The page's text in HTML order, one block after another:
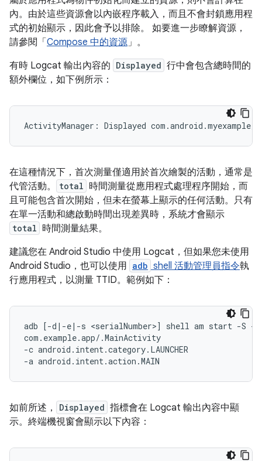
內。由於這些資源會以內嵌程序載入，而且不會封鎖應用程
式的初始顯示，因此會予以排除。 如要進一步瞭解資源，
請參閱「Compose 中的資源 」。
有時 Logcat 輸出內容的 Displayed 行中會包含總時間的
額外欄位，如下例所示：
在這種情況下，首次測量僅適用於首次繪製的活動，通常是
代管活動。
total 時間測量從應用程式處理程序開始，而
且可能包含首次開始，但未在螢幕上顯示的任何活動。只有
在單一活動和總啟動時間出現差異時，系統才會顯示
total 時間測量結果。
建議您在 Android Studio 中使用 Logcat，但如果您未使用
Android Studio，也可以使用 adb shell 活動管理員指令執
行應用程式，以測量 TTID。範例如下：
adb [-d|-e|-s <serialNumber>] shell am start -S -W
com.example.app/.MainActivity
-c android.intent.category.LAUNCHER
如前所述， Displayed 指標會在 Logcat 輸出內容中顯
示。終端機視窗會顯示以下內容：